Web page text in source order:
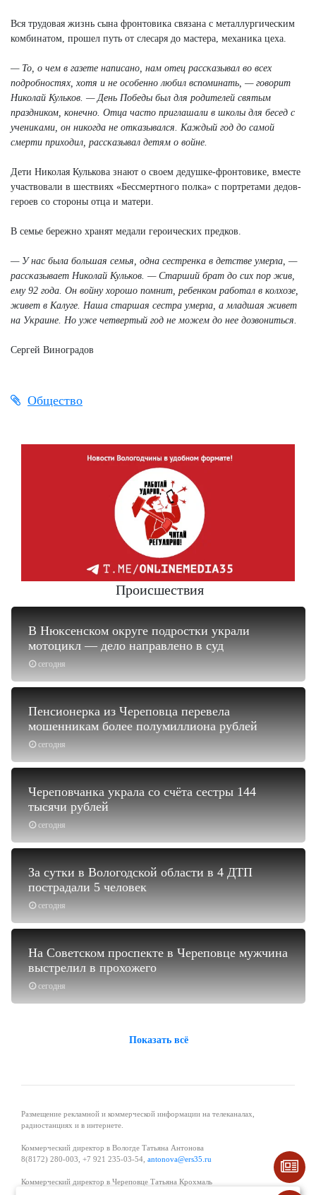
Вся трудовая жизнь сына фронтовика связана с металлургическим
комбинатом, прошел путь от слесаря до мастера, механика цеха.
— То, о чем в газете написано, нам отец рассказывал во всех
подробностях, хотя и не особенно любил вспоминать, — говорит
Николай Кульков. — День Победы был для родителей святым
праздником, конечно. Отца часто приглашали в школы для бесед с
учениками, он никогда не отказывался. Каждый год до самой
смерти приходил, рассказывал детям о войне.
Дети Николая Кулькова знают о своем дедушке-фронтовике, вместе
участвовали в шествиях «Бессмертного полка» с портретами дедов-
героев со стороны отца и матери.
В семье бережно хранят медали героических предков.
— У нас была большая семья, одна сестренка в детстве умерла, —
рассказывает Николай Кульков. — Старший брат до сих пор жив,
ему 92 года. Он войну хорошо помнит, ребенком работал в колхозе,
живет в Калуге. Наша старшая сестра умерла, а младшая живет
на Украине. Но уже четвертый год не можем до нее дозвониться.
Сергей Виноградов
Общество
Происшествия
сегодня
В Нюксенском округе подростки украли
мотоцикл — дело направлено в суд
сегодня
Пенсионерка из Череповца перевела
мошенникам более полумиллиона рублей
сегодня
Череповчанка украла со счёта сестры 144
тысячи рублей
сегодня
За сутки в Вологодской области в 4 ДТП
пострадали 5 человек
сегодня
На Советском проспекте в Череповце мужчина
выстрелил в прохожего
Показать всё
Размещение рекламной и коммерческой информации на телеканалах,
радиостанциях и в интернете.
Коммерческий директор в Вологде Татьяна Антонова
8(8172) 280-003, +7 921 235-03-54, antonova@ers35.ru
Коммерческий директор в Череповце Татьяна Крохмаль